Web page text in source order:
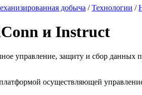
добыча /Технологии /
и Instruct
управление, защиту и сбор
осуществляющей